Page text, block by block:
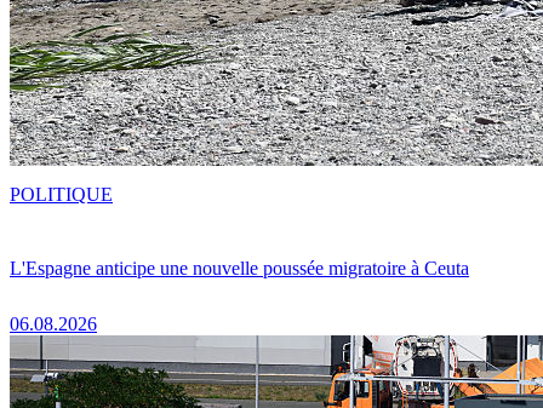
L'Espagne anticipe une nouvelle poussée migratoire à Ceuta
06.08.2026
POLITIQUE